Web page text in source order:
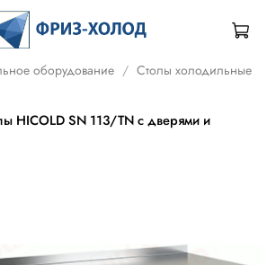
оборудование Столы холодильные
HICOLD SN 113/TN c дверями и